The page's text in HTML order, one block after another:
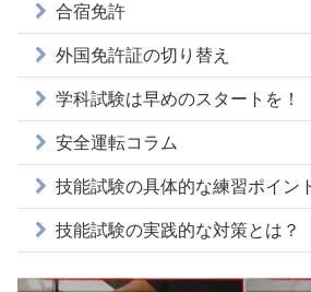
合宿免許
外国免許証の切り替え
学科試験は早めのスタートを！
安全運転コラム
技能試験の具体的な練習ポイン
技能試験の実践的な対策とは？